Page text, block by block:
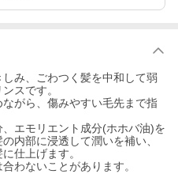
み、ごわつく髪を中和して弱
スです。
がら、傷みやすい毛先まで指
エモリエント成分(ホホバ油)を
内部に浸透して潤いを補い、
仕上げます。
わないことがあります。